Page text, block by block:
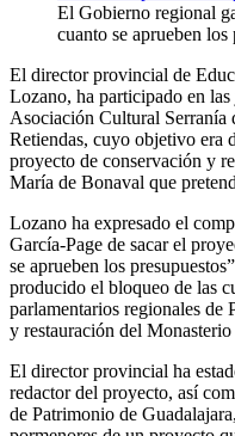
El Gobierno regional
cuanto se aprueben los
El director provincial de
Lozano, ha participado en
Asociación Cultural Serranía
Retiendas, cuyo objetivo era
proyecto de conservación y
María de Bonaval que
Lozano ha expresado el
García-Page de sacar el
se aprueben los
producido el bloqueo de las
parlamentarios regionales de
y restauración del
El director provincial ha
redactor del proyecto, así
de Patrimonio de